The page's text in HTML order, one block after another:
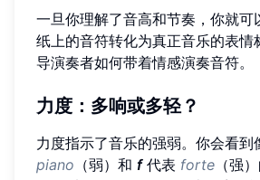
一旦你理解了音高和节奏，你就可
纸上的音符转化为真正音乐的表情
导演奏者如何带着情感演奏音符。
力度 ：多响或多轻？
力度指示了音乐的强弱。你会看到
piano （弱）和 f代表 forte （强